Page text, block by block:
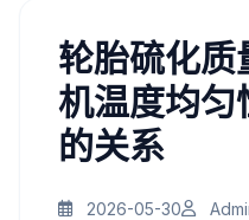
轮胎硫化质
机温度均匀
的关系
2026-05-30